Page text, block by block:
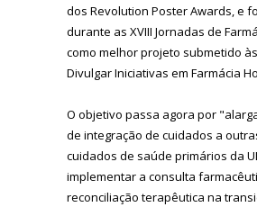
dos Revolution Poster Awards, e
durante as XVIII Jornadas de
como melhor projeto submetido às
Divulgar Iniciativas em Farmácia
O objetivo passa agora por
de integração de cuidados a
cuidados de saúde primários da
implementar a consulta
reconciliação terapêutica na